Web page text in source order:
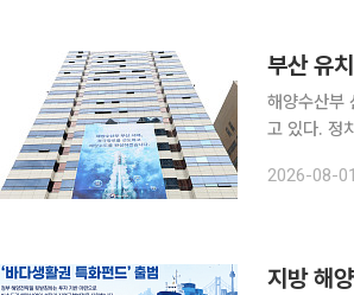
부산 유
해양수산부
고 있다. 정치권 안팎에서는 당초 해수부 이전과 연계해 독자적으로 추진하기로 했던 산하기관 이전
다. 해수
2026-08-
지방 해